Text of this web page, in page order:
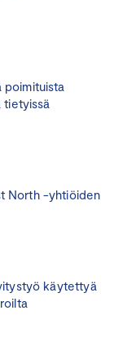
poimituista
tietyissä
North -yhtiöiden
käytettyä